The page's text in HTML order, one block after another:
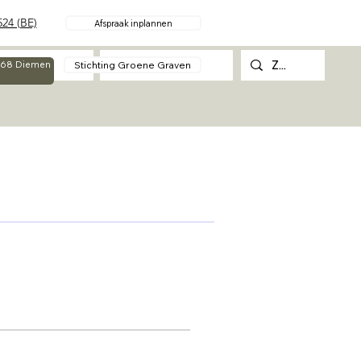
Over Contact
Diemen
Stichting Groene Graven
(BE) Afspraak inplannen